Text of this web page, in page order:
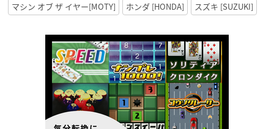
マシン オブ ザ イヤー[MOTY]
ホンダ [HONDA] スズキ [SUZUKI]